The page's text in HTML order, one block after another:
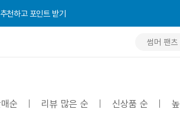
천하고 포인트 받기
천하고 포인트 받기
천하고 포인트 받기
순 리뷰 많은 순 신상품 순